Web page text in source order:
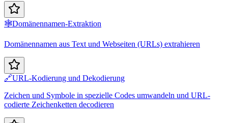
🕸️Domänennamen-Extraktion
Domänennamen aus Text und Webseiten (URLs) extrahieren
🔗URL-Kodierung und Dekodierung
Zeichen und Symbole in spezielle Codes umwandeln und URL-
codierte Zeichenketten decodieren